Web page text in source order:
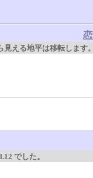
見える地平は移転します。
でした。